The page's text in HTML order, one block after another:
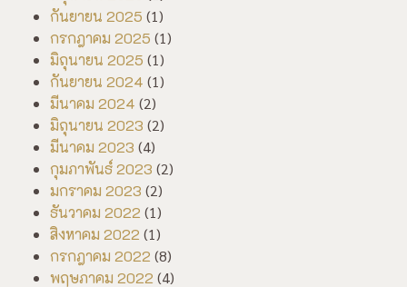
กันยายน 2025 (1)
กรกฎาคม 2025 (1)
มิถุนายน 2025 (1)
กันยายน 2024 (1)
มีนาคม 2024 (2)
มิถุนายน 2023 (2)
มีนาคม 2023 (4)
กุมภาพันธ์ 2023 (2)
มกราคม 2023 (2)
ธันวาคม 2022 (1)
สิงหาคม 2022 (1)
กรกฎาคม 2022 (8)
พฤษภาคม 2022 (4)